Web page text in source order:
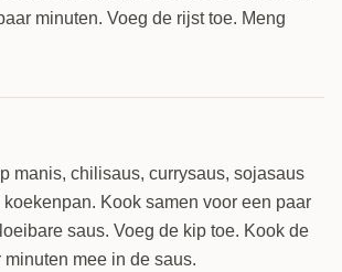
minuten. Voeg de rijst toe. Meng
manis, chilisaus, currysaus, sojasaus
Kook samen voor een paar
saus. Voeg de kip toe. Kook de
minuten mee in de saus.